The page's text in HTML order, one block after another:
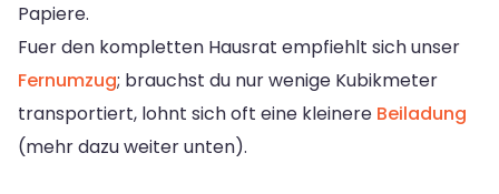
Papiere.
Fuer den kompletten Hausrat empfiehlt sich unser
Fernumzug; brauchst du nur wenige Kubikmeter
transportiert, lohnt sich oft eine kleinere Beiladung
(mehr dazu weiter unten).